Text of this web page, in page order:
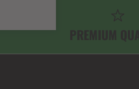
PREMIUM